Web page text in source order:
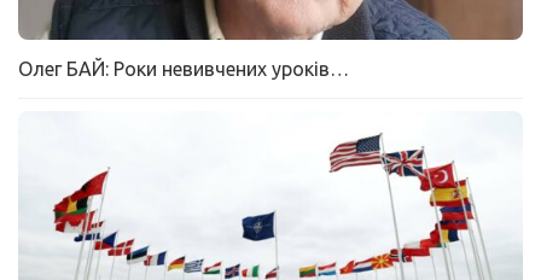
Олег БАЙ: Роки невивчених уроків…